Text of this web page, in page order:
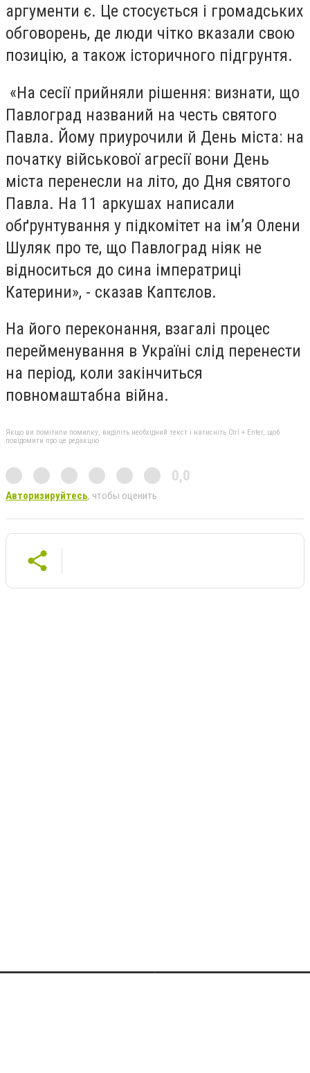
аргументи є. Це стосується і громадських
обговорень, де люди чітко вказали свою
позицію, а також історичного підгрунтя.
«На сесії прийняли рішення: визнати, що
Павлоград названий на честь святого
Павла. Йому приурочили й День міста: на
початку військової агресії вони День
міста перенесли на літо, до Дня святого
Павла. На 11 аркушах написали
обґрунтування у підкомітет на ім’я Олени
Шуляк про те, що Павлоград ніяк не
відноситься до сина імператриці
Катерини», - сказав Каптєлов.
На його переконання, взагалі процес
перейменування в Україні слід перенести
на період, коли закінчиться
повномаштабна війна.
Якщо ви помітили помилку, виділіть необхідний текст і натисніть Ctrl + Enter, щоб
повідомити про це редакцію
0,0
Авторизируйтесь, чтобы оценить